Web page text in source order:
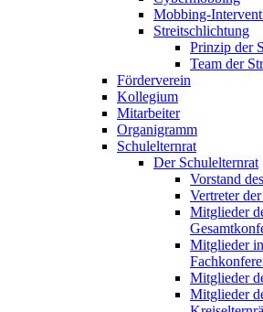
Mobbing-
Streitschlichtung
Prinzip der
Team der
Förderverein
Kollegium
Mitarbeiter
Organigramm
Schulelternrat
Der Schulelternrat
Vorstand
Vertreter
Mitglieder
Mitglieder
Mitglieder
Mitglieder